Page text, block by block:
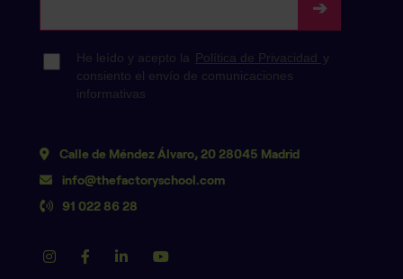
Calle de Méndez Álvaro, 20 28045 Madrid
info@thefactoryschool.com
91 022 86 28